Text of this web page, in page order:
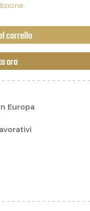
carrello
ora
Europa